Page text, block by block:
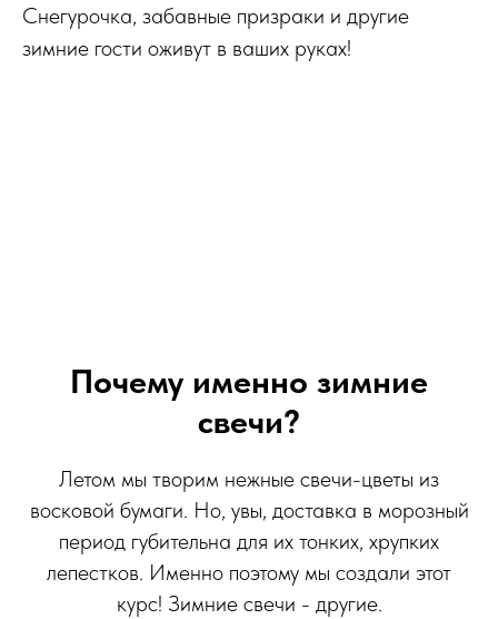
Снегурочка, забавные призраки и другие
зимние гости оживут в ваших руках!
Почему именно зимние
свечи?
Летом мы творим нежные свечи-цветы из
восковой бумаги. Но, увы, доставка в морозный
период губительна для их тонких, хрупких
лепестков. Именно поэтому мы создали этот
курс! Зимние свечи - другие.